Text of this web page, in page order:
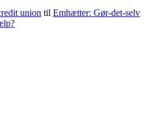
union til Emhætter: Gør-det-selv